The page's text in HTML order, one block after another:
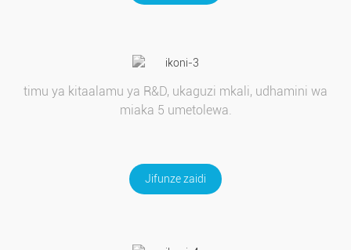
timu ya kitaalamu ya R&D, ukaguzi mkali, udhamini wa
miaka 5 umetolewa.
Jifunze zaidi